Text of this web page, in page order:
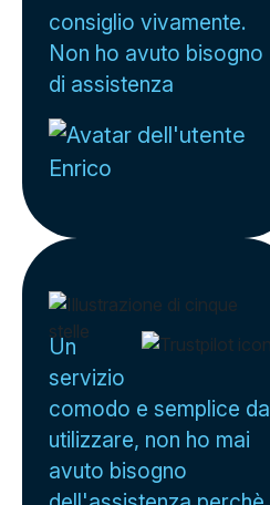
consiglio vivamente.
Non ho avuto bisogno
di assistenza
Enrico
Un
servizio
comodo e semplice da
utilizzare, non ho mai
avuto bisogno